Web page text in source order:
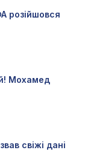
розійшовся
Мохамед
свіжі дані